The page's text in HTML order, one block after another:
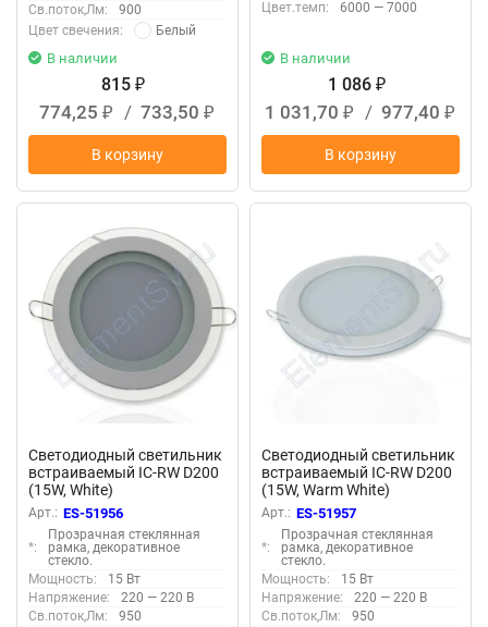
Св.поток,Лм:
900
Цвет свечения:
Белый
В наличии
815 ₽
774,25 ₽ / 733,50 ₽
В корзину
Цвет.темп:
6000 — 7000
В наличии
1 086 ₽
1 031,70 ₽ / 977,40 ₽
В корзину
Светодиодный светильник
встраиваемый IC-RW D200
(15W, White)
Арт.: ES-51956
*:
Прозрачная стеклянная
рамка, декоративное
стекло.
Мощность:
15 Вт
Напряжение:
220 — 220 В
Св.поток,Лм:
950
Светодиодный светильник
встраиваемый IC-RW D200
(15W, Warm White)
Арт.: ES-51957
*:
Прозрачная стеклянная
рамка, декоративное
стекло.
Мощность:
15 Вт
Напряжение:
220 — 220 В
Св.поток,Лм:
950